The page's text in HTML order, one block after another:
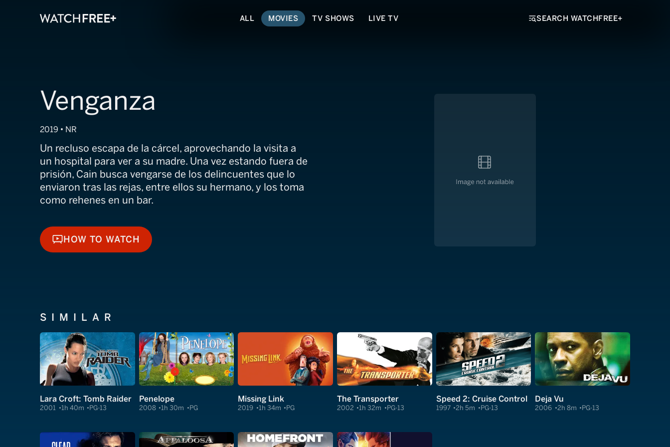
ALL MOVIES TV SHOWS LIVE TV SEARCH WATCHFREE+
Venganza
2019 • NR
Un recluso escapa de la cárcel, aprovechando la visita a
un hospital para ver a su madre. Una vez estando fuera de
prisión, Cain busca vengarse de los delincuentes que lo
enviaron tras las rejas, entre ellos su hermano, y los toma
como rehenes en un bar.
HOW TO WATCH
HOW TO WATCH
SIMILAR
Lara Croft: Tomb Raider
2001 1h 40m PG-13
Penelope
2008 1h 30m PG
Missing Link
2019 1h 34m PG
The Transporter
2002 1h 32m PG-13
Speed 2: Cruise Control
1997 2h 5m PG-13
Deja Vu
2006 2h 8m PG-13